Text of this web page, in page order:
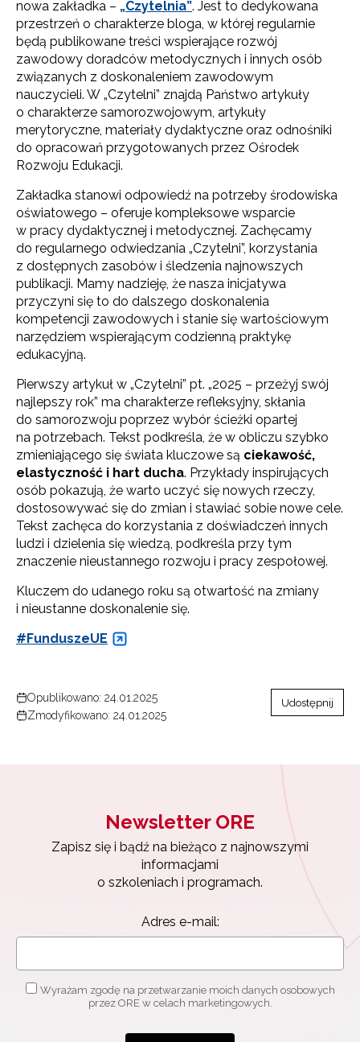
nowa zakładka – „Czytelnia”. Jest to dedykowana
przestrzeń o charakterze bloga, w której regularnie
będą publikowane treści wspierające rozwój
zawodowy doradców metodycznych i innych osób
związanych z doskonaleniem zawodowym
nauczycieli. W „Czytelni” znajdą Państwo artykuły
o charakterze samorozwojowym, artykuły
merytoryczne, materiały dydaktyczne oraz odnośniki
do opracowań przygotowanych przez Ośrodek
Rozwoju Edukacji.
Zakładka stanowi odpowiedź na potrzeby środowiska
oświatowego – oferuje kompleksowe wsparcie
w pracy dydaktycznej i metodycznej. Zachęcamy
do regularnego odwiedzania „Czytelni”, korzystania
z dostępnych zasobów i śledzenia najnowszych
publikacji. Mamy nadzieję, że nasza inicjatywa
przyczyni się to do dalszego doskonalenia
kompetencji zawodowych i stanie się wartościowym
narzędziem wspierającym codzienną praktykę
edukacyjną.
Pierwszy artykuł w „Czytelni” pt. „2025 – przeżyj swój
najlepszy rok” ma charakterze refleksyjny, skłania
do samorozwoju poprzez wybór ścieżki opartej
na potrzebach. Tekst podkreśla, że w obliczu szybko
zmieniającego się świata kluczowe są ciekawość,
elastyczność i hart ducha. Przykłady inspirujących
osób pokazują, że warto uczyć się nowych rzeczy,
dostosowywać się do zmian i stawiać sobie nowe cele.
Tekst zachęca do korzystania z doświadczeń innych
ludzi i dzielenia się wiedzą, podkreśla przy tym
znaczenie nieustannego rozwoju i pracy zespołowej.
Kluczem do udanego roku są otwartość na zmiany
i nieustanne doskonalenie się.
#FunduszeUE
Opublikowano: 24.01.2025
Zmodyfikowano: 24.01.2025
Udostępnij
Newsletter ORE
Zapisz się i bądź na bieżąco z najnowszymi
informacjami
o szkoleniach i programach.
Adres e-mail:
Wyrażam zgodę na przetwarzanie moich danych osobowych
przez ORE w celach marketingowych.
informacjami
o szkoleniach i programach.
Adres e-mail:
osobowych przez ORE w celach marketingowych.
Zapisuję się